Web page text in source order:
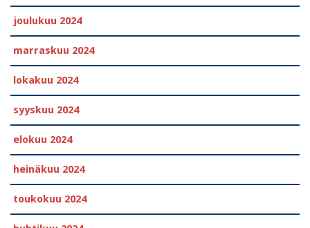
joulukuu 2024
marraskuu 2024
lokakuu 2024
syyskuu 2024
elokuu 2024
heinäkuu 2024
toukokuu 2024